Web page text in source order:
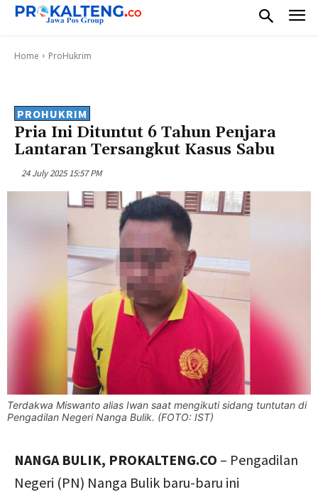
Home ProHukrim
PROHUKRIM
Pria Ini Dituntut 6 Tahun Penjara
Lantaran Tersangkut Kasus Sabu
24 July 2025 15:57 PM
Terdakwa Miswanto alias Iwan saat mengikuti sidang tuntutan di
Pengadilan Negeri Nanga Bulik. (FOTO: IST)
NANGA BULIK, PROKALTENG.CO – Pengadilan
Negeri (PN) Nanga Bulik baru-baru ini